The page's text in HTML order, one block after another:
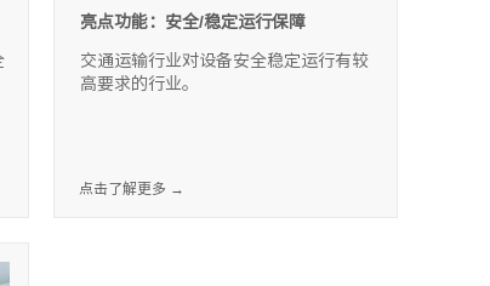
亮点功能：安全/稳定运行保障
交通运输行业对设备安全稳定运行有较
高要求的行业。
点击了解更多 →